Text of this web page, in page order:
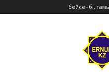
бейсенбі,
Ernur